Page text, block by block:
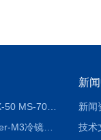
MF-50 MX-50 MS-70卤素水分测定仪 红外线水分仪
Dew Master-M3冷镜式露点仪
新
新闻
技术